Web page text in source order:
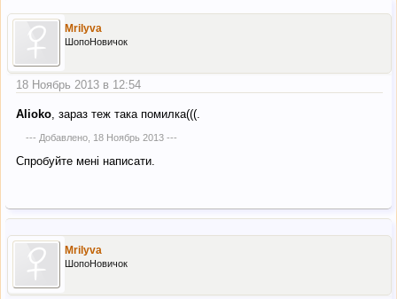
Mrilyva
ШопоНовичок
18 Ноябрь 2013 в 12:54
Alioko , зараз теж така помилка(((.
--- Добавлено, 18 Ноябрь 2013---
Спробуйте мені написати.
Mrilyva
ШопоНовичок